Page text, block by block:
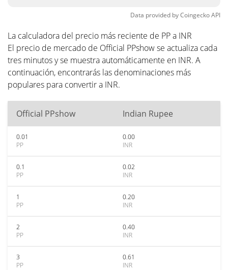
Data provided byCoingeckoAPI
La calculadora del precio más reciente de PP a INR
El precio de mercado de Official PPshow se actualiza cada
tres minutos y se muestra automáticamente en INR. A
continuación, encontrarás las denominaciones más
populares para convertir a INR.
Official PPshow Indian Rupee
0.01
PP
0.00
INR
0.1
PP
0.02
INR
1
PP
0.20
INR
2
PP
0.40
INR
3
PP
0.61
INR